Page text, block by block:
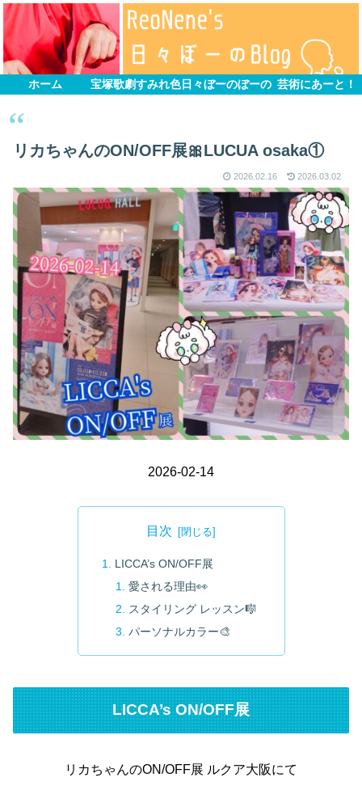
ホーム 宝塚歌劇すみれ色日々ぼーのぼーの 芸術にあーと！
リカちゃんのON/OFF展🎀LUCUA osaka①
2026.02.16 2026.03.02
2026-02-14
目次
LICCA’s ON/OFF展
愛される理由👀
スタイリング レッスン🎼
パーソナルカラー🎨
LICCA’s ON/OFF展
リカちゃんのON/OFF展 ルクア大阪にて